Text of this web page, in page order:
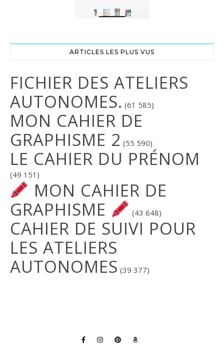
ARTICLES LES PLUS VUS
FICHIER DES ATELIERS
AUTONOMES. (61 585)
MON CAHIER DE
GRAPHISME 2 (55 590)
LE CAHIER DU PRÉNOM
(49 151)
MON CAHIER DE
GRAPHISME
(43 648)
CAHIER DE SUIVI POUR
LES ATELIERS
AUTONOMES (39 377)